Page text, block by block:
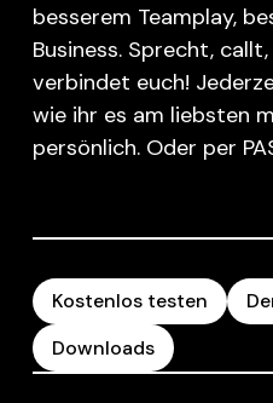
besserem Teamplay,
Business. Sprecht,
verbindet euch!
wie ihr es am liebsten
persönlich. Oder per
Kostenlos testen
Downloads